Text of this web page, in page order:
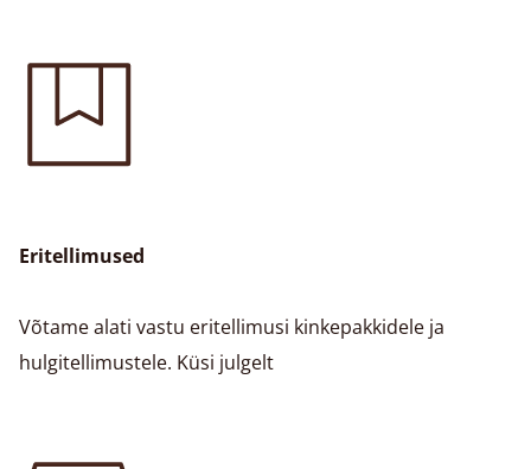
Eritellimused
Võtame alati vastu eritellimusi kinkepakkidele ja
hulgitellimustele. Küsi julgelt